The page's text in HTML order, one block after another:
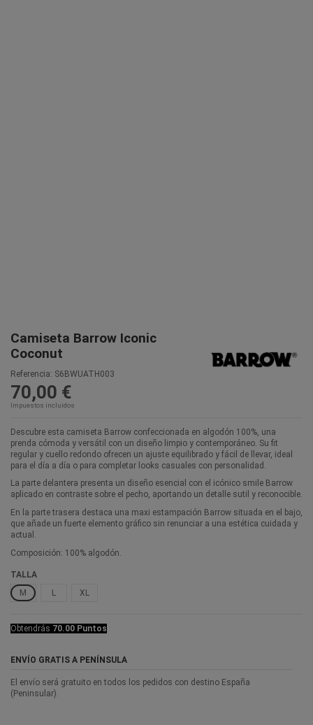
Camiseta Barrow Iconic
Coconut
Referencia: S6BWUATH003
70,00 €
Impuestos incluidos
Descubre esta camiseta Barrow confeccionada en algodón 100%, una
prenda cómoda y versátil con un diseño limpio y contemporáneo. Su fit
regular y cuello redondo ofrecen un ajuste equilibrado y fácil de llevar, ideal
para el día a día o para completar looks casuales con personalidad.
La parte delantera presenta un diseño esencial con el icónico smile Barrow
aplicado en contraste sobre el pecho, aportando un detalle sutil y reconocible.
En la parte trasera destaca una maxi estampación Barrow situada en el bajo,
que añade un fuerte elemento gráfico sin renunciar a una estética cuidada y
actual.
Composición: 100% algodón.
TALLA
M
L XL
Obtendrás 70.00 Puntos
ENVÍO GRATIS A PENÍNSULA
El envío será gratuito en todos los pedidos con destino España
(Peninsular).